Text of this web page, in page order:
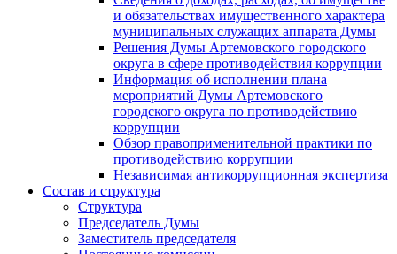
и обязательствах имущественного характера
муниципальных служащих аппарата Думы
Решения Думы Артемовского городского
округа в сфере противодействия коррупции
Информация об исполнении плана
мероприятий Думы Артемовского
городского округа по противодействию
коррупции
Обзор правоприменительной практики по
противодействию коррупции
Независимая антикоррупционная экспертиза
Состав и структура
Структура
Председатель Думы
Заместитель председателя